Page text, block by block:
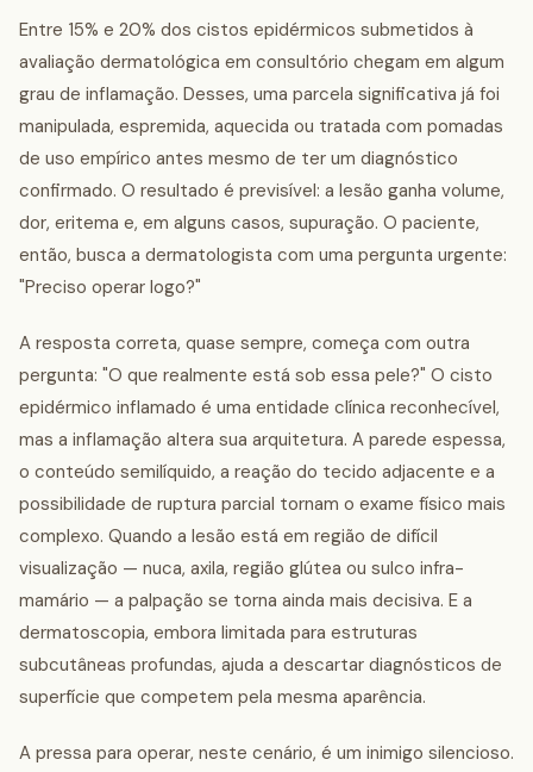
Entre 15% e 20% dos cistos epidérmicos submetidos à
avaliação dermatológica em consultório chegam em algum
grau de inflamação. Desses, uma parcela significativa já foi
manipulada, espremida, aquecida ou tratada com pomadas
de uso empírico antes mesmo de ter um diagnóstico
confirmado. O resultado é previsível: a lesão ganha volume,
dor, eritema e, em alguns casos, supuração. O paciente,
então, busca a dermatologista com uma pergunta urgente:
"Preciso operar logo?"
A resposta correta, quase sempre, começa com outra
pergunta: "O que realmente está sob essa pele?" O cisto
epidérmico inflamado é uma entidade clínica reconhecível,
mas a inflamação altera sua arquitetura. A parede espessa,
o conteúdo semilíquido, a reação do tecido adjacente e a
possibilidade de ruptura parcial tornam o exame físico mais
complexo. Quando a lesão está em região de difícil
visualização — nuca, axila, região glútea ou sulco infra-
mamário — a palpação se torna ainda mais decisiva. E a
dermatoscopia, embora limitada para estruturas
subcutâneas profundas, ajuda a descartar diagnósticos de
superfície que competem pela mesma aparência.
A pressa para operar, neste cenário, é um inimigo silencioso.